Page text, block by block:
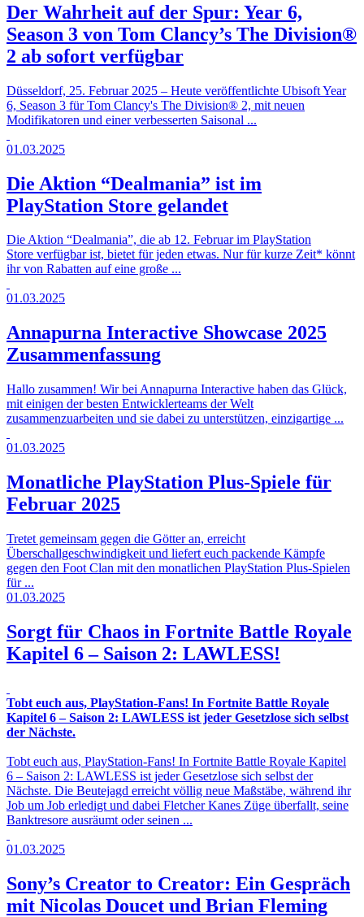
Der Wahrheit auf der Spur: Year 6,
Season 3 von Tom Clancy’s The Division®
2 ab sofort verfügbar
Düsseldorf, 25. Februar 2025 – Heute veröffentlichte Ubisoft Year
6, Season 3 für Tom Clancy's The Division® 2, mit neuen
Modifikatoren und einer verbesserten Saisonal ...
01.03.2025
Die Aktion “Dealmania” ist im
PlayStation Store gelandet
Die Aktion “Dealmania”, die ab 12. Februar im PlayStation
Store verfügbar ist, bietet für jeden etwas. Nur für kurze Zeit* könnt
ihr von Rabatten auf eine große ...
01.03.2025
Annapurna Interactive Showcase 2025
Zusammenfassung
Hallo zusammen! Wir bei Annapurna Interactive haben das Glück,
mit einigen der besten Entwicklerteams der Welt
zusammenzuarbeiten und sie dabei zu unterstützen, einzigartige ...
01.03.2025
Monatliche PlayStation Plus-Spiele für
Februar 2025
Tretet gemeinsam gegen die Götter an, erreicht
Überschallgeschwindigkeit und liefert euch packende Kämpfe
gegen den Foot Clan mit den monatlichen PlayStation Plus-Spielen
für ...
01.03.2025
Sorgt für Chaos in Fortnite Battle Royale
Kapitel 6 – Saison 2: LAWLESS!
Tobt euch aus, PlayStation-Fans! In Fortnite Battle Royale
Kapitel 6 – Saison 2: LAWLESS ist jeder Gesetzlose sich selbst
der Nächste.
Tobt euch aus, PlayStation-Fans! In Fortnite Battle Royale Kapitel
6 – Saison 2: LAWLESS ist jeder Gesetzlose sich selbst der
Nächste. Die Beutejagd erreicht völlig neue Maßstäbe, während ihr
Job um Job erledigt und dabei Fletcher Kanes Züge überfallt, seine
Banktresore ausräumt oder seinen ...
01.03.2025
Sony’s Creator to Creator: Ein Gespräch
mit Nicolas Doucet und Brian Fleming